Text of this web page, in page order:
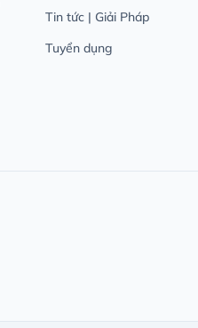
Tin tức | Giải Pháp
Tuyển dụng